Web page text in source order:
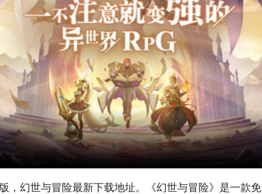
，幻世与冒险最新下载地址。《幻世与冒险》是一款